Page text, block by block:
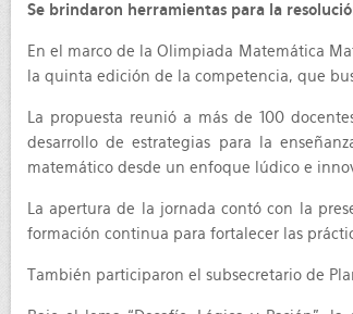
Se brindaron herramientas para la
En el marco de la Olimpiada Matemática
la quinta edición de la competencia, que
La propuesta reunió a más de 100
desarrollo de estrategias para la
matemático desde un enfoque lúdico e
La apertura de la jornada contó con la
formación continua para fortalecer las
También participaron el subsecretario de